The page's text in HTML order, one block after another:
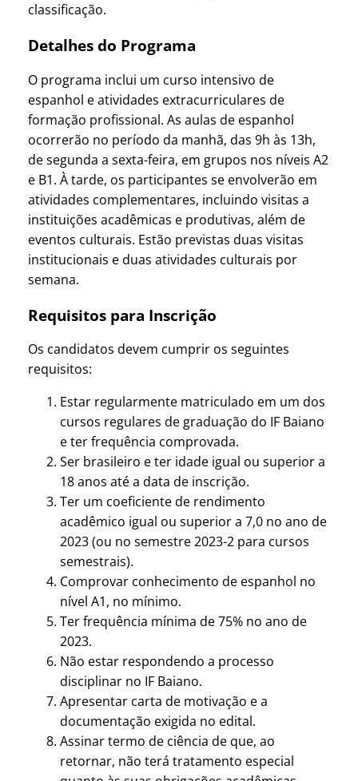
classificação.
Detalhes do Programa
O programa inclui um curso intensivo de
espanhol e atividades extracurriculares de
formação profissional. As aulas de espanhol
ocorrerão no período da manhã, das 9h às 13h,
de segunda a sexta-feira, em grupos nos níveis A2
e B1. À tarde, os participantes se envolverão em
atividades complementares, incluindo visitas a
instituições acadêmicas e produtivas, além de
eventos culturais. Estão previstas duas visitas
institucionais e duas atividades culturais por
semana.
Requisitos para Inscrição
Os candidatos devem cumprir os seguintes
requisitos:
Estar regularmente matriculado em um dos
cursos regulares de graduação do IF Baiano
e ter frequência comprovada.
Ser brasileiro e ter idade igual ou superior a
18 anos até a data de inscrição.
Ter um coeficiente de rendimento
acadêmico igual ou superior a 7,0 no ano de
2023 (ou no semestre 2023-2 para cursos
semestrais).
Comprovar conhecimento de espanhol no
nível A1, no mínimo.
Ter frequência mínima de 75% no ano de
2023.
Não estar respondendo a processo
disciplinar no IF Baiano.
Apresentar carta de motivação e a
documentação exigida no edital.
Assinar termo de ciência de que, ao
retornar, não terá tratamento especial